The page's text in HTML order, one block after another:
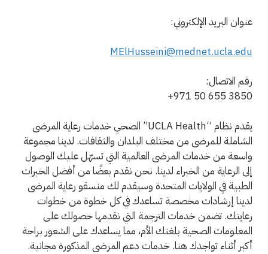
عنوان البريد الإلكتروني:
MElHusseini@mednet.ucla.edu
رقم الاتصال:
+971 50 655 3850
يقدم نظام “UCLA Health” الصحي خدمات رعاية المرضى
الشاملة للمرضى من مختلف البلدان والثقافات. لدينا مجموعة
واسعة من خدمات المرضى العالمية التي تسهّل عليك الوصول
إلى الرعاية من الخبراء لدينا. نحن نقدم بعضًا من أفضل الخبرات
الطبية في الولايات المتحدة وسيقدم لك منسقو رعاية المرضى
لدينا إرشادات مخصصة تساعدك في كل خطوة من خطوات
رعايتك. تضمن خدمات الترجمة التي نقدمها حصولك على
المعلومات الصحية بلغتك الأم، مما يساعدك على الشعور براحة
أكبر أثناء تواجدك هنا. خدمات دعم المرضى المذكورة مجانية.